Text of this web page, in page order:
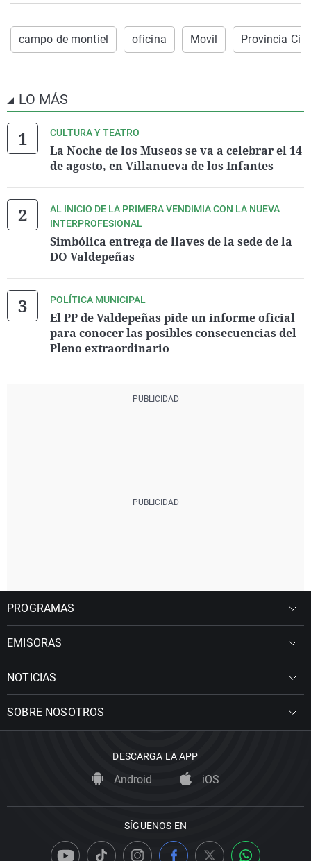
campo de montiel oficina Movil Provincia
LO MÁS
CULTURA Y TEATRO
La Noche de los Museos se va a celebrar el 14
de agosto, en Villanueva de los Infantes
AL INICIO DE LA PRIMERA VENDIMIA CON LA NUEVA
INTERPROFESIONAL
Simbólica entrega de llaves de la sede de la
DO Valdepeñas
POLÍTICA MUNICIPAL
El PP de Valdepeñas pide un informe oficial
para conocer las posibles consecuencias del
Pleno extraordinario
PROGRAMAS
EMISORAS
NOTICIAS
SOBRE NOSOTROS
DESCARGA LA APP
Android iOS
SÍGUENOS EN